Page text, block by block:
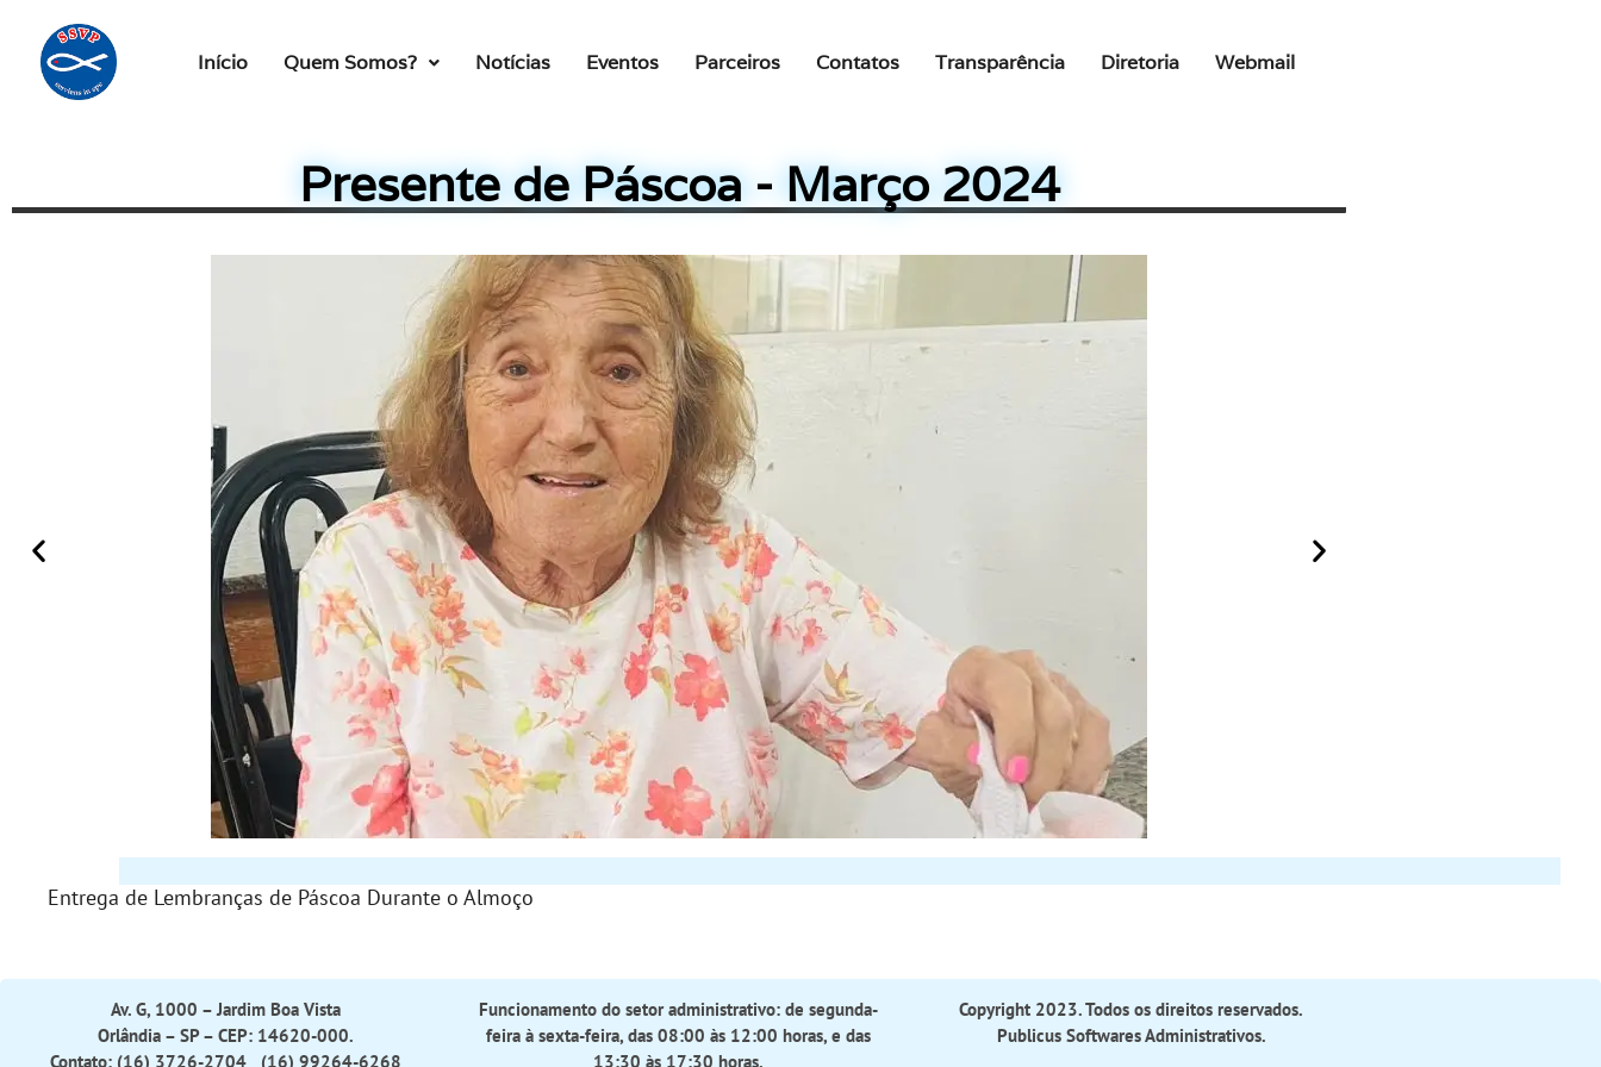
Início Quem Somos? Notícias Eventos Parceiros Contatos Transparência Diretoria Webmail
Presente de Páscoa - Março 2024
Entrega de Lembranças de Páscoa Durante o Almoço
Av. G, 1000 – Jardim Boa Vista
Orlândia – SP – CEP: 14620-000.
Contato: (16) 3726-2704 (16) 99264-6268
Funcionamento do setor administrativo: de segunda-
feira à sexta-feira, das 08:00 às 12:00 horas, e das
13:30 às 17:30 horas.
Copyright 2023. Todos os direitos reservados.
Publicus Softwares Administrativos.